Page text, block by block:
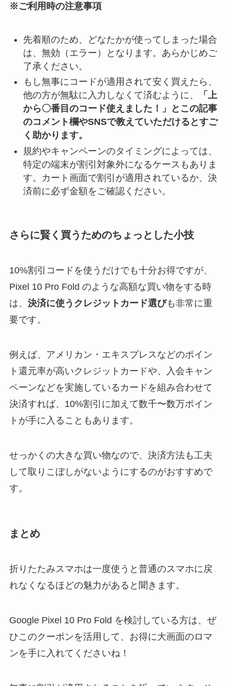
※ご利用時の注意事項
先着順のため、どなたかが使ってしまった場合
は、無効（エラー）となります。あらかじめご
了承ください。
もし無事にコードが適用されて安く買えたら、
他の方が無駄に入力しなくて済むように、
「上
から〇番目のコード使えました！」とこの記事
のコメント欄やSNSで教えていただけるとすご
く助かります。
規約やキャンペーンのタイミングによっては、
特定の端末が割引対象外になるケースもありま
す。カート画面で割引が適用されているか、決
済前に必ず金額をご確認ください。
さらに賢く買うためのちょっとした小技
10%割引コードを使うだけでも十分お得ですが、
Pixel 10 Pro Fold のような高額な買い物をする時
は、 決済に使うクレジットカード選びも非常に重
要です。
例えば、アメリカン・エキスプレスなどのポイン
ト還元率が高いクレジットカードや、入会キャン
ペーンなどを実施しているカードを組み合わせて
決済すれば、10%割引に加えて数千〜数万ポイン
トが手に入ることもあります。
せっかくの大きな買い物なので、決済方法も工夫
して取りこぼしがないようにするのがおすすめで
す。
まとめ
折りたたみスマホは一度使うと普通のスマホに戻
れなくなるほどの魅力があると聞きます。
Google Pixel 10 Pro Fold を検討している方は、ぜ
ひこのクーポンを活用して、お得に大画面のロマ
ンを手に入れてくださいね！